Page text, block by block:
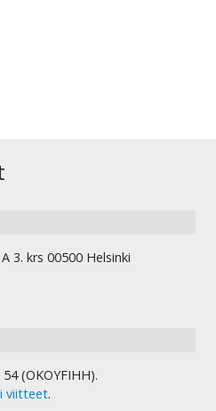
3. krs 00500 Helsinki
(OKOYFIHH).
viitteet.